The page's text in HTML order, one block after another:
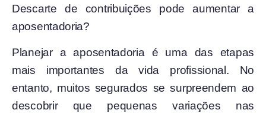
Descarte de contribuições pode aumentar a
aposentadoria?
Planejar a aposentadoria é uma das etapas
mais importantes da vida profissional. No
entanto, muitos segurados se surpreendem ao
descobrir que pequenas variações nas